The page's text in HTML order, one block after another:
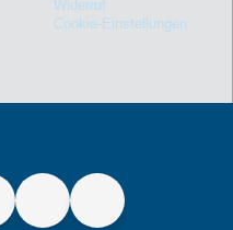
Widerruf
Cookie-Einstellungen